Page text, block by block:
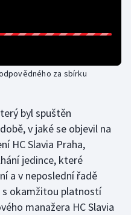
za sbírku
byl spuštěn
v jaké se objevil na
HC Slavia Praha,
jedince, které
a v neposlední řadě
s okamžitou platností
manažera HC Slavia